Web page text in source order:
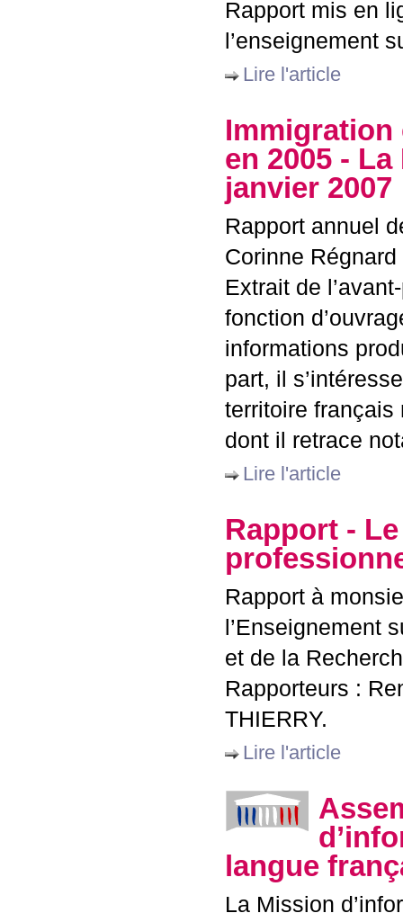
Rapport mis en
l’enseignement
Lire l'article
Immigration
en 2005 -
janvier 2007
Rapport annuel
Corinne Régnard
Extrait de
fonction
informations
part, il
territoire français
dont il retrace
Lire l'article
Rapport -
Rapport à
l’Enseignement
et de la
Rapporteurs :
THIERRY.
Lire l'article
langue
La Mission